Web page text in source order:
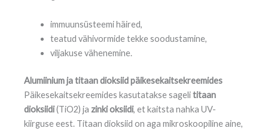
immuunsüsteemi häired,
teatud vähivormide tekke soodustamine,
viljakuse vähenemine.
Alumiinium ja titaan dioksiid päikesekaitsekreemides
Päikesekaitsekreemides kasutatakse sagelititaan
dioksiidi(TiO2) ja zinki oksiidi, et kaitsta nahka UV-
kiirguse eest. Titaan dioksiid on aga mikroskoopiline aine,